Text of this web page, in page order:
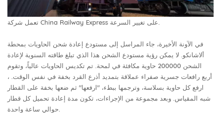
في الآونة الأخيرة، جاء المراسل إلى مستودع إعادة شحن الحاويات بمحطة
ألاشانكو. لا يمكن رؤية مستودع الشحن هذا الذي تبلغ طاقته السنوية لإعادة
الشحن 200000 حاوية مكافئة في لمحة. تم تكديس الحاويات عالياً، وتقوم
أربع رافعات جسرية صفراء عملاقة بتمديد أذرع القرد بخفة في نفس الوقت. ،
ارفع كل حاوية بسلاسة، وترجمها ببطء، "ارفعها" ثم ضعها بخفة على القطار
شبه المقياس. وبعد مجموعة من الإجراءات، تكون مدة إعادة تحميل كل قطار